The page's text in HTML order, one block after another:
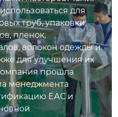
для
труб, упаковки,
пленок,
волокон одежды и
для улучшения их
прошла
менеджмента
ЕАС и